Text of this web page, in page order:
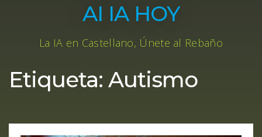
AI IA HOY
La IA en Castellano, Únete al Rebaño
Etiqueta: Autismo